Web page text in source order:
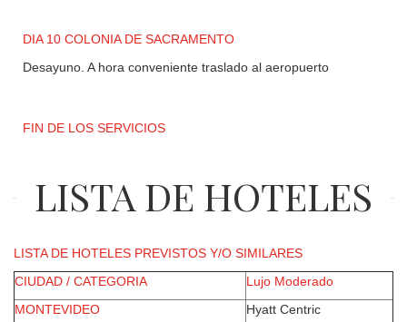
DIA 10 COLONIA DE SACRAMENTO
Desayuno. A hora conveniente traslado al aeropuerto
FIN DE LOS SERVICIOS
LISTA DE HOTELES
LISTA DE HOTELES PREVISTOS Y/O SIMILARES
CIUDAD / CATEGORIA
Lujo Moderado
MONTEVIDEO
Hyatt Centric